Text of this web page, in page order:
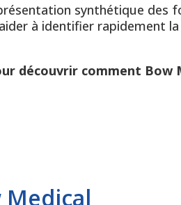
synthétique des
à identifier rapidement
découvrir comment Bow